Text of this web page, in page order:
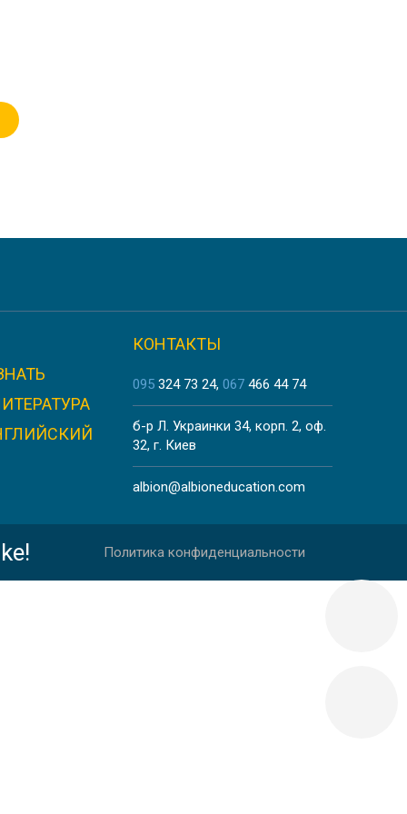
КОНТАКТЫ
095 324 73 24 067 466 44 74
б-р Л. Украинки 34, корп. 2, оф.
32, г. Киев
albion@albioneducation.com
Политика конфиденциальности